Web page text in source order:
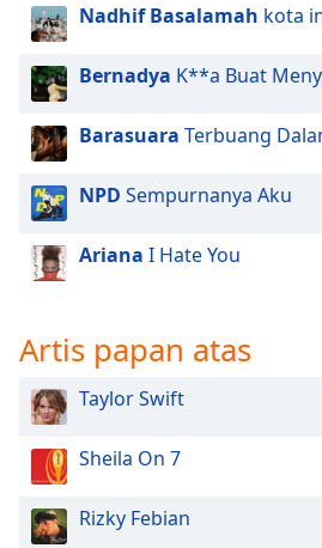
Nadhif Basalamah kota
Bernadya K**a Buat
Barasuara Terbuang
NPD Sempurnanya Aku
Ariana I Hate You
Artis papan atas
Taylor Swift
Sheila On 7
Rizky Febian